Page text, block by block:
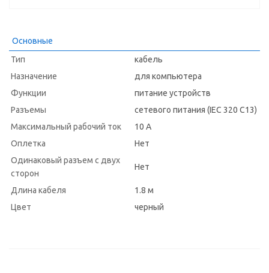
Основные
Тип
кабель
Назначение
для компьютера
Функции
питание устройств
Разъемы
сетевого питания (IEC 320 C13)
Максимальный рабочий ток
10 А
Оплетка
Нет
Одинаковый разъем с двух
сторон
Нет
Длина кабеля
1.8 м
Цвет
черный